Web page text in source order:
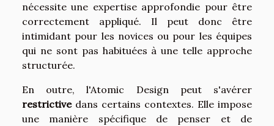
nécessite une expertise approfondie pour être
correctement appliqué. Il peut donc être
intimidant pour les novices ou pour les équipes
qui ne sont pas habituées à une telle approche
structurée.
En outre, l'Atomic Design peut s'avérer
restrictivedans certains contextes. Elle impose
une manière spécifique de penser et de